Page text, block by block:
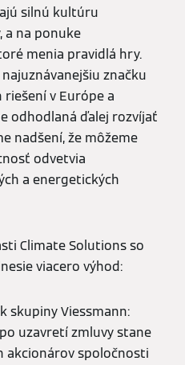
silnú kultúru
a na ponuke
menia pravidlá hry.
značku
v Európe a
odhodlaná ďalej rozvíjať
nadšení, že môžeme
odvetvia
a energetických
Climate Solutions so
viacero výhod:
skupiny Viessmann:
uzavretí zmluvy stane
akcionárov spoločnosti